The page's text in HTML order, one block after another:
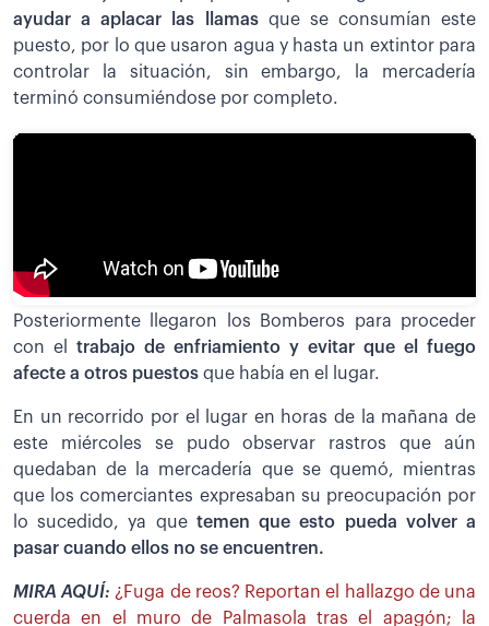
ayudar a aplacar las llamasque se consumían este
puesto, por lo que usaron agua y hasta un extintor para
controlar la situación, sin embargo, la mercadería
terminó consumiéndose por completo.
Posteriormente llegaron los Bomberos para proceder
con el trabajo de enfriamiento y evitar que el fuego
afecte a otros puestos que había en el lugar.
En un recorrido por el lugar en horas de la mañana de
este miércoles se pudo observar rastros que aún
quedaban de la mercadería que se quemó, mientras
que los comerciantes expresaban su preocupación por
lo sucedido, ya que temen que esto pueda volver a
pasar cuando ellos no se encuentren.
MIRA AQUÍ: ¿Fuga de reos? Reportan el hallazgo de una
cuerda en el muro de Palmasola tras el apagón; la